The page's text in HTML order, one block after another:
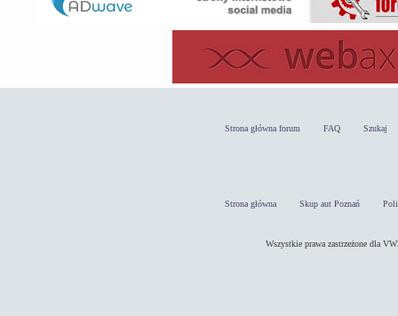
Strona główna forum FAQ Szukaj
Strona główna Skup aut Poznań
Wszystkie prawa zastrzeżone dla